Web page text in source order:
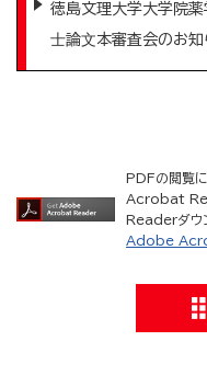
徳島文理大学大学院
⼠論⽂本審査会のお知
PDFの閲覧
Acrobat
Readerダウ
Adobe